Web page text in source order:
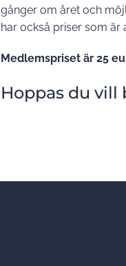
gånger om året och
har också priser som
Medlemspriset är 25
Hoppas du vill